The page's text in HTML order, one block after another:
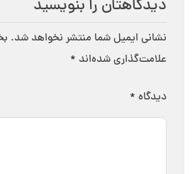
دیدگاهتان را بنویسید
نشانی ایمیل شما منتشر نخواهد شد.
علامت‌گذاری شده‌اند *
دیدگاه *